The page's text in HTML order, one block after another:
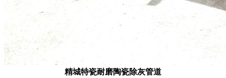
精城特瓷耐磨陶瓷除灰管道